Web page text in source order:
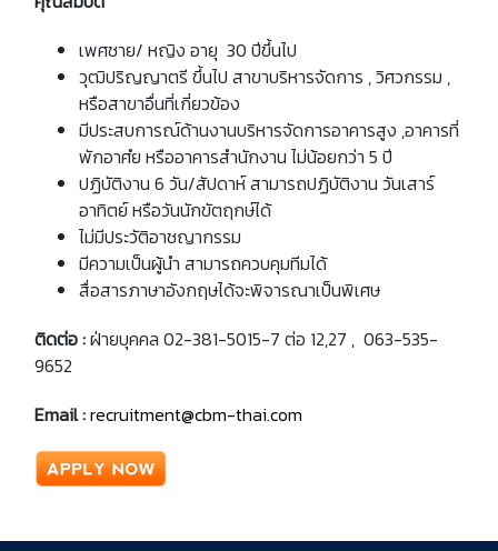
เพศชาย/ หญิง อายุ 30 ปีขึ้นไป
วุฒิปริญญาตรี ขึ้นไป สาขาบริหารจัดการ , วิศวกรรม ,
หรือสาขาอื่นที่เกี่ยวข้อง
มีประสบการณ์ด้านงานบริหารจัดการอาคารสูง ,อาคารที่
พักอาศํย หรืออาคารสำนักงาน ไม่น้อยกว่า 5 ปี
ปฏิบัติงาน 6 วัน/สัปดาห์ สามารถปฏิบัติงาน วันเสาร์
อาทิตย์ หรือวันนักขัตฤกษ์ได้
ไม่มีประวัติอาชญากรรม
มีความเป็นผู้นำ สามารถควบคุมทีมได้
สื่อสารภาษาอังกฤษได้จะพิจารณาเป็นพิเศษ
ติดต่อ :ฝ่ายบุคคล 02-381-5015-7 ต่อ 12,27 , 063-535-
9652
Email :recruitment@cbm-thai.com